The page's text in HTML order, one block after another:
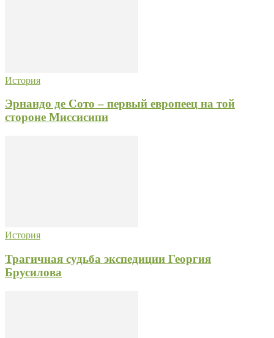
История
Эрнандо де Сото – первый европеец на той
стороне Миссисипи
История
Трагичная судьба экспедиции Георгия
Брусилова